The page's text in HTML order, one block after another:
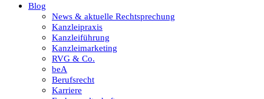
Blog
News & aktuelle Rechtsprechung
Kanzleipraxis
Kanzleiführung
Kanzleimarketing
RVG & Co.
beA
Berufsrecht
Karriere